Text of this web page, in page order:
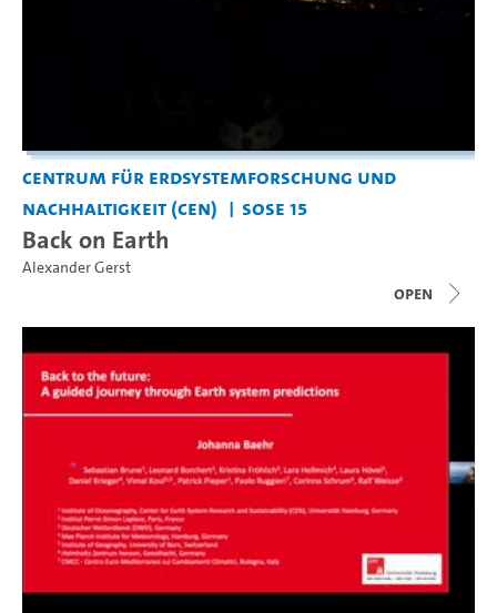
Centrum für Erdsystemforschung und
Nachhaltigkeit (CEN)
SoSe 15
Back on Earth
Alexander Gerst
open